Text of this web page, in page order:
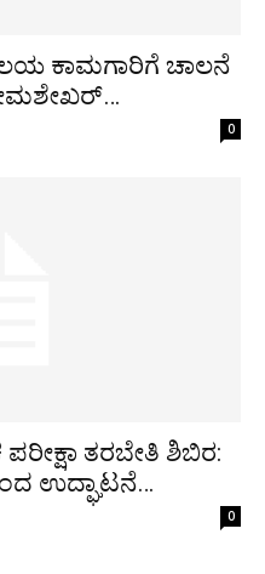
ಕಾಮಗಾರಿಗೆ ಚಾಲನೆ
0
ತರಬೇತಿ ಶಿಬಿರ:
ಉದ್ಘಾಟನೆ…
0